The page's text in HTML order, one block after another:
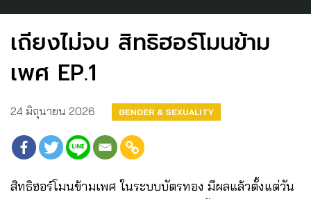
เถียงไม่จบ สิทธิฮอร์โมนข้าม
เพศ EP.1
24 มิถุนายน 2026 GENDER & SEXUALITY
สิทธิฮอร์โมนข้ามเพศ ในระบบบัตรทอง มีผลแล้วตั้งแต่วัน